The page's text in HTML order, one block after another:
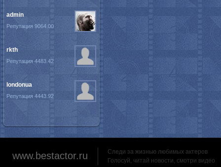
admin
Репутация 9064.00
rkth
Репутация 4483.42
londonua
Репутация 4443.92
www.bestactor.ru
Следи за жизнью любимых актеров
Голосуй, читай новости, смотри видео